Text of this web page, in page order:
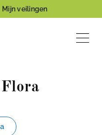
Mijn veilingen
Flora